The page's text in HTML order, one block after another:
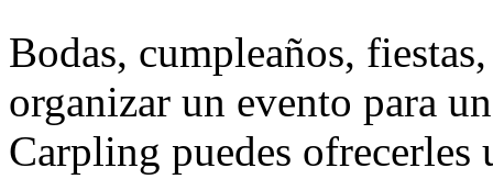
Bodas, cumpleaños,
organizar un evento para
Carpling puedes ofrecerles